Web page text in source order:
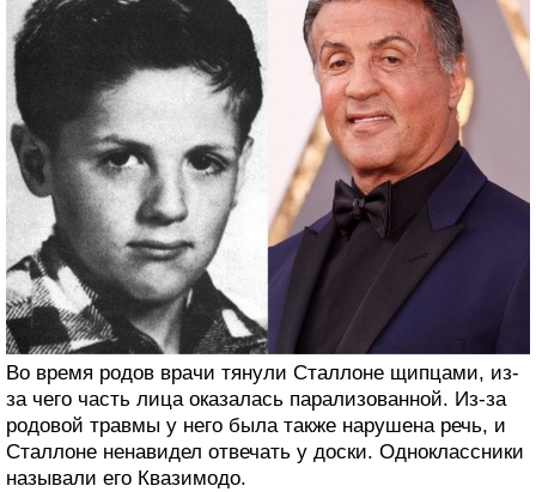
Во время родов врачи тянули Сталлоне щипцами, из-
за чего часть лица оказалась парализованной. Из-за
родовой травмы у него была также нарушена речь, и
Сталлоне ненавидел отвечать у доски. Одноклассники
называли его Квазимодо.